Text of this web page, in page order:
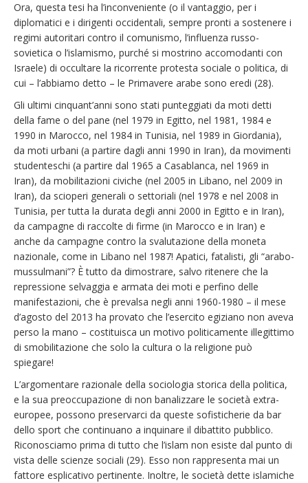
Ora, questa tesi ha l’inconveniente (o il vantaggio, per i
diplomatici e i dirigenti occidentali, sempre pronti a sostenere i
regimi autoritari contro il comunismo, l’influenza russo-
sovietica o l’islamismo, purché si mostrino accomodanti con
Israele) di occultare la ricorrente protesta sociale o politica, di
cui – l’abbiamo detto – le Primavere arabe sono eredi (28).
Gli ultimi cinquant’anni sono stati punteggiati da moti detti
della fame o del pane (nel 1979 in Egitto, nel 1981, 1984 e
1990 in Marocco, nel 1984 in Tunisia, nel 1989 in Giordania),
da moti urbani (a partire dagli anni 1990 in Iran), da movimenti
studenteschi (a partire dal 1965 a Casablanca, nel 1969 in
Iran), da mobilitazioni civiche (nel 2005 in Libano, nel 2009 in
Iran), da scioperi generali o settoriali (nel 1978 e nel 2008 in
Tunisia, per tutta la durata degli anni 2000 in Egitto e in Iran),
da campagne di raccolte di firme (in Marocco e in Iran) e
anche da campagne contro la svalutazione della moneta
nazionale, come in Libano nel 1987! Apatici, fatalisti, gli “arabo-
mussulmani”? È tutto da dimostrare, salvo ritenere che la
repressione selvaggia e armata dei moti e perfino delle
manifestazioni, che è prevalsa negli anni 1960-1980 – il mese
d’agosto del 2013 ha provato che l’esercito egiziano non aveva
perso la mano – costituisca un motivo politicamente illegittimo
di smobilitazione che solo la cultura o la religione può
spiegare!
L’argomentare razionale della sociologia storica della politica,
e la sua preoccupazione di non banalizzare le società extra-
europee, possono preservarci da queste sofisticherie da bar
dello sport che continuano a inquinare il dibattito pubblico.
Riconosciamo prima di tutto che l’islam non esiste dal punto di
vista delle scienze sociali (29). Esso non rappresenta mai un
fattore esplicativo pertinente. Inoltre, le società dette islamiche